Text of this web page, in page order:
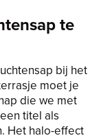
te
bij het
moet je
die we met
titel als
Het halo-effect